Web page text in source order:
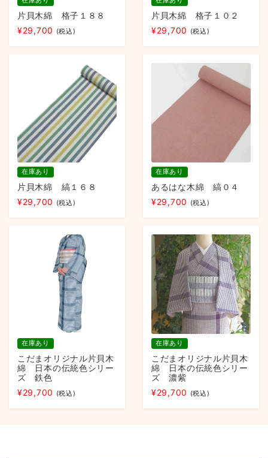
片貝木綿 格子１８８
¥29,700 (税込)
片貝木綿 格子１０２
¥29,700 (税込)
在庫あり
片貝木綿 縞１６８
¥29,700 (税込)
在庫あり
あるはな木綿 縞０４
¥29,700 (税込)
在庫あり
こだまオリジナル片貝木
綿 日本の伝統色シリー
ズ 鉄色
¥29,700 (税込)
在庫あり
こだまオリジナル片貝木
綿 日本の伝統色シリー
ズ 濃紫
¥29,700 (税込)